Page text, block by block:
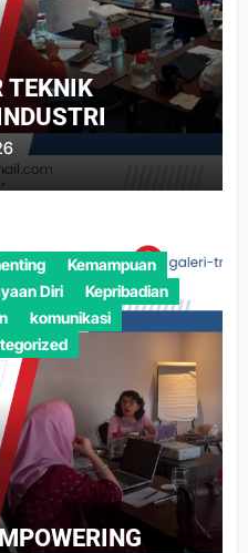
TEKNIK
Kemampuan
Diri
Kepribadian
komunikasi